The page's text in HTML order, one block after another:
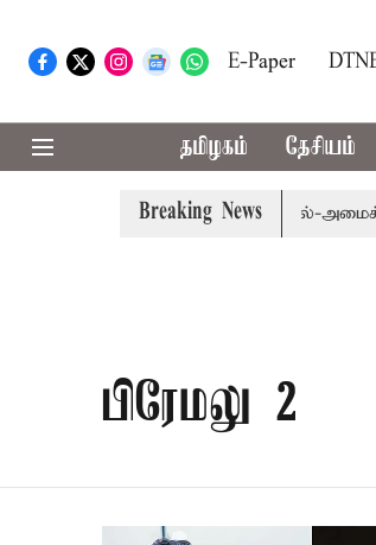
E-Paper
தமிழகம் தேசியம்
Breaking News
எம்.பி.க்கள் கூட்டத்துக்கு முதல்-
பிரேமலு 2